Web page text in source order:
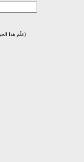
(علًم هذا